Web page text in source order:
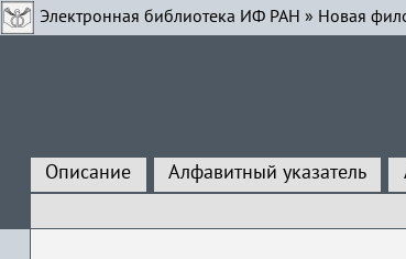
Электронная библиотека ИФ РАН » Новая
Описание Алфавитный указатель